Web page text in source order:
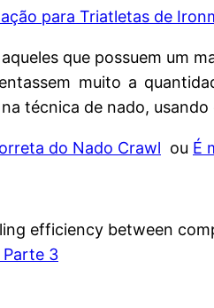
para Triatletas de
que possuem um
muito a
técnica de nado,
do Nado Crawl ou É
efficiency between
Parte 3